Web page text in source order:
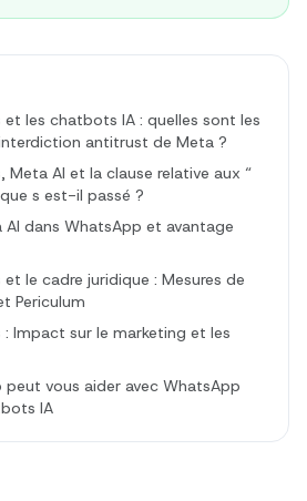
et les chatbots IA : quelles sont les
antitrust de Meta ?
Meta AI et la clause relative aux “
s est-il passé ?
dans WhatsApp et avantage
le cadre juridique : Mesures de
Periculum
: Impact sur le marketing et les
vous aider avec WhatsApp
IA